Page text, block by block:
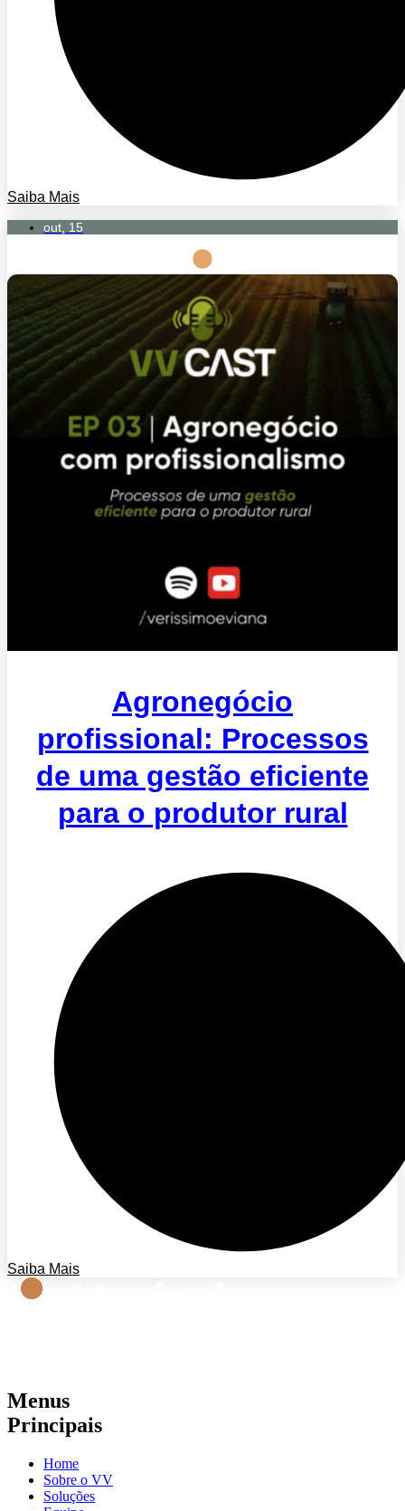
Saiba Mais
out, 15
Agronegócio
profissional: Processos
de uma gestão eficiente
para o produtor rural
Saiba Mais
Menus
Principais
Home
Sobre o VV
Soluções